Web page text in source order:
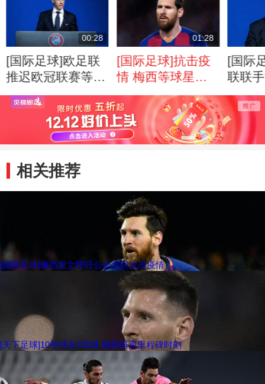
00:28
[国际足球]欧足联
推迟欧冠联赛等三
项决赛
01:28
[国际足球]抗击疫
情 梅西等球星宣
传防疫举措
[国际
联联
击疫情
相关推荐
[国际足球]梅西发文呼吁公众共同抗击疫情
[天下足球]10号球衣700球 梅西再迎里程碑时刻